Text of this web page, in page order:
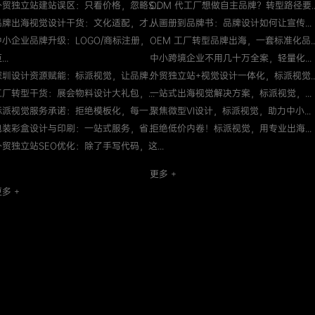
贸独立站建站误区：只看价格，忽略S...
牌出海视觉设计干货：文化适配，才...
企业品牌升级：LOGO/商标注册，
圳设计资源赋能：标派视觉，让品牌...
厂转型干货：展会物料设计大礼包，...
派视觉服务承诺：拒绝模板化，每一...
装彩盒设计与印刷：一站式服务，省...
独立站SEO优化：除了手写代码，这...
多 +
ODM 代工厂想做自主品牌？转型路径要
从画册到品牌书：品牌设计如何让宣传...
OEM 工厂转型品牌出海，一套标准化品
中小跨境企业不用几十万全案，轻量化...
外贸独立站+视觉设计一体化，标派视觉
一站式出海视觉解决方案，标派视觉，...
聚焦微型VI设计，标派视觉，助力中小...
拒绝低价内卷！标派视觉，用专业出海...
更多 +